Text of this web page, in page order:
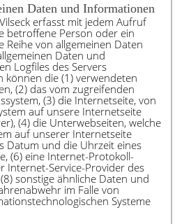
Daten und Informationen
erfasst mit jedem Aufruf
betroffene Person oder ein
Reihe von allgemeinen Daten
Daten und
Logfiles des Servers
können die (1) verwendeten
(2) das vom zugreifenden
(3) die Internetseite, von
auf unsere Internetseite
(4) die Unterwebseiten, welche
auf unserer Internetseite
Datum und die Uhrzeit eines
(6) eine Internet-Protokoll-
Internet-Service-Provider des
sonstige ähnliche Daten und
im Falle von
Systeme